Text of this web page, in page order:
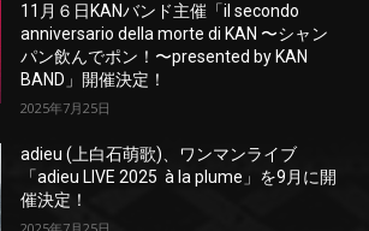
11月６日KANバンド主催「il secondo
anniversario della morte di KAN 〜シャン
パン飲んでポン！〜presented by KAN
BAND」開催決定！
2025年7月25日
adieu (上白石萌歌)、ワンマンライブ
「adieu LIVE 2025 à la plume」を9月に開
催決定！